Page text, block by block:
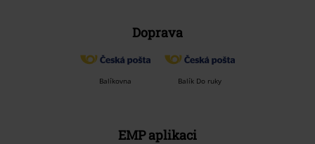
Doprava
Balíkovna Balík Do ruky
EMP aplikaci